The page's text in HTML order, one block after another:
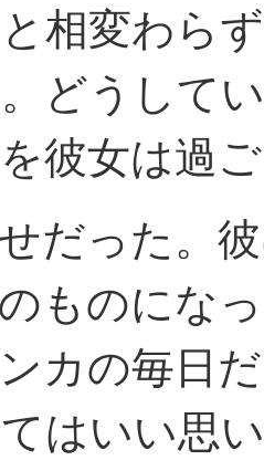
相変わら
どうして
彼女は過
だった。
ものにな
カの毎日
はいい思